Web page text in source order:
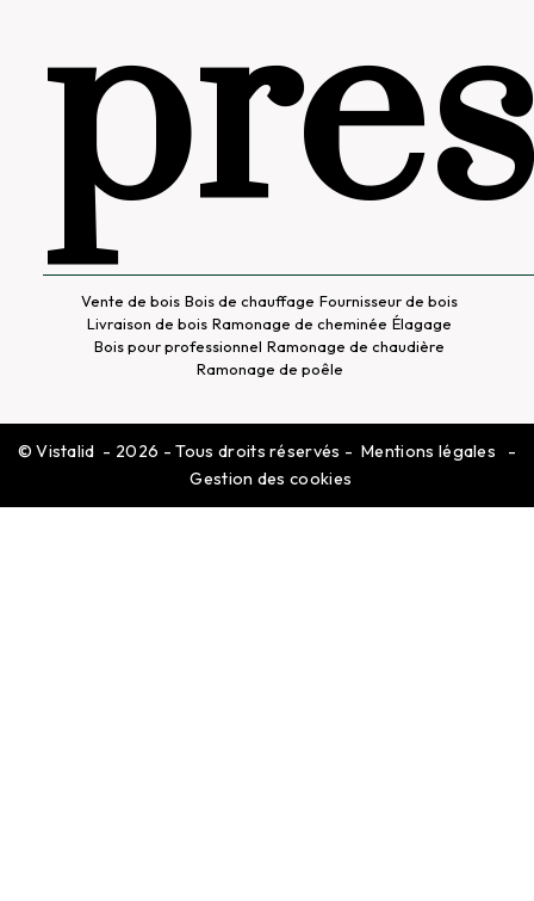
Vente de bois Bois de chauffage Fournisseur de bois
Livraison de bois Ramonage de cheminée Élagage
Bois pour professionnel Ramonage de chaudière
Ramonage de poêle
©Vistalid - 2026 - Tous droits réservés - Mentions légales
-
Gestion des cookies